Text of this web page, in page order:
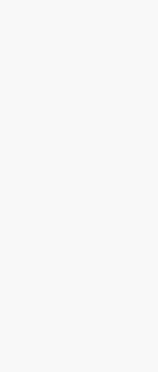
Software und